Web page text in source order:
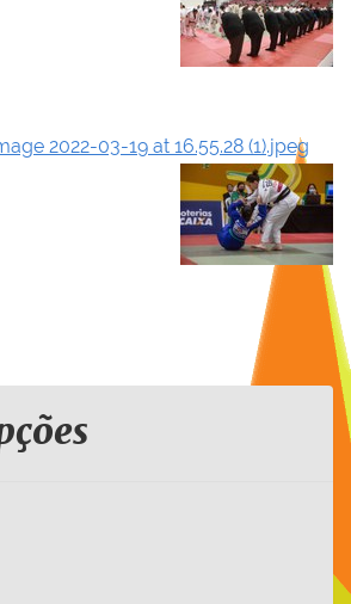
2022-03-19 at 16.55.28 (1).jpeg